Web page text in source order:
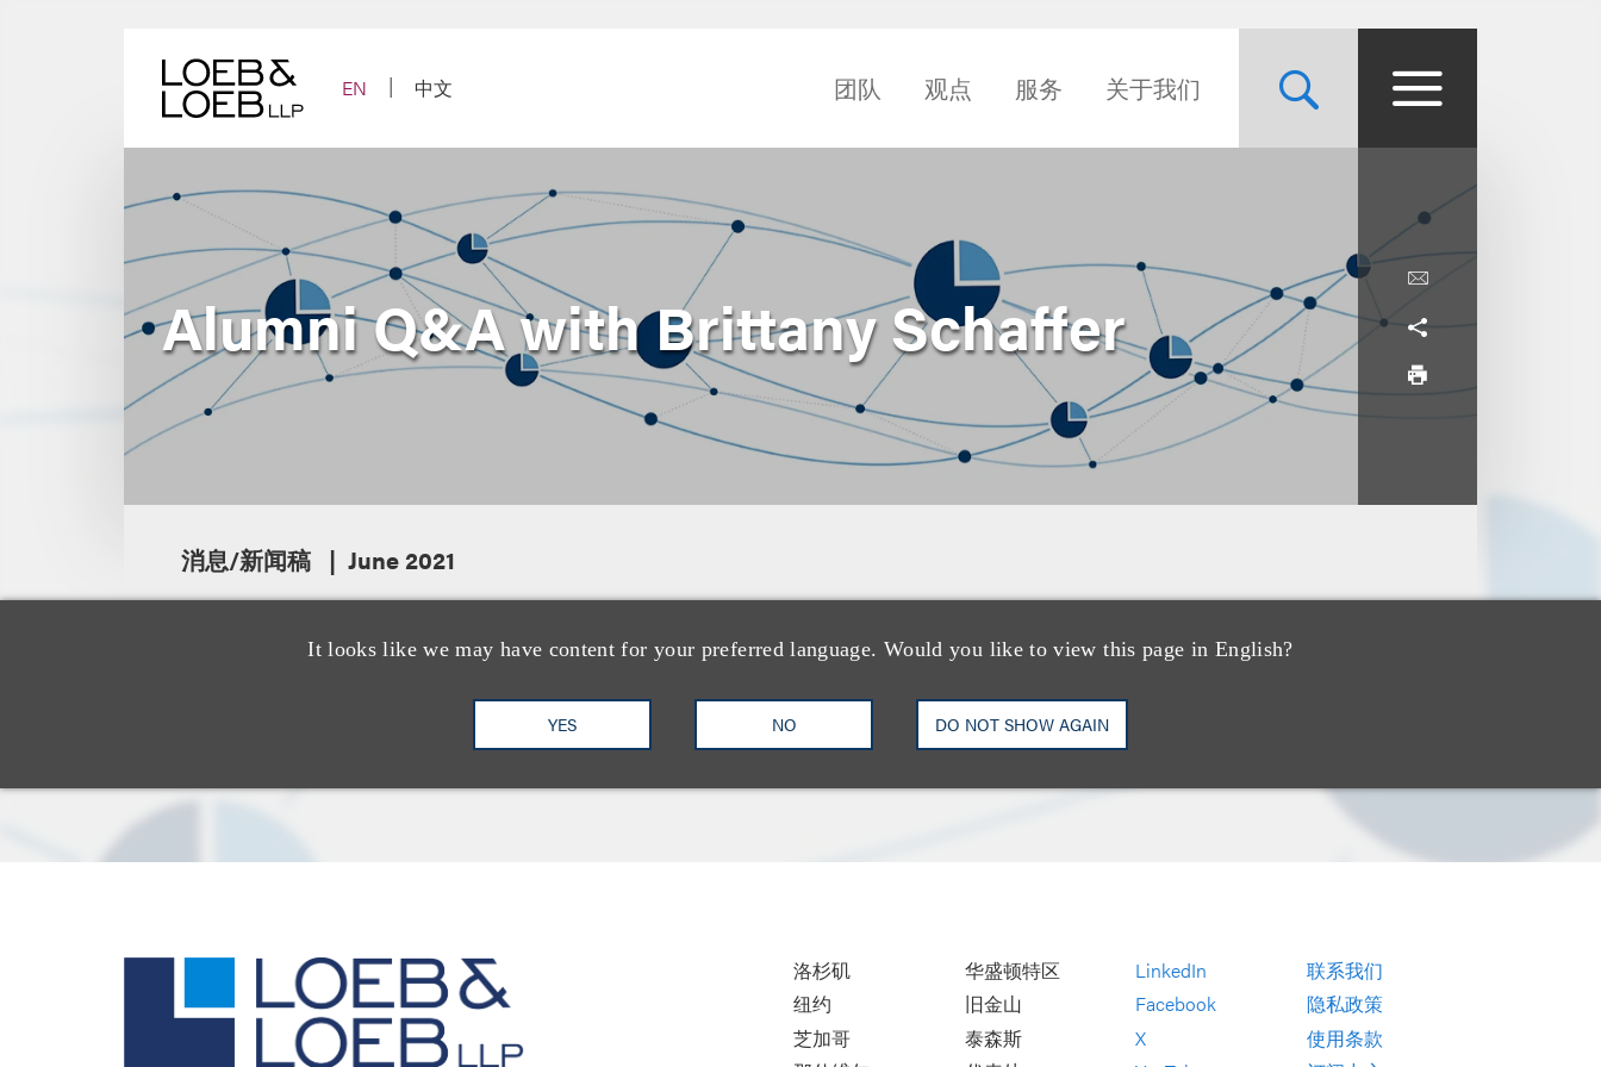
EN
中文 团队 观点 服务 关于我们
It looks like we may have content for your preferred language. Would you like to view this page in English?
YES NO DO NOT SHOW AGAIN
Alumni Q&A with Brittany Schaffer
消息/新闻稿 June 2021
洛杉矶
纽约
芝加哥
华盛顿特区
旧金山
泰森斯
LinkedIn
Facebook
X
联系我们
隐私政策
使用条款